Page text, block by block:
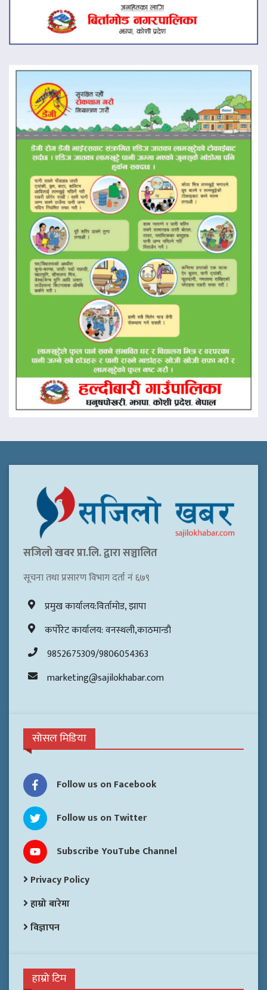
सजिलो खवर प्रा.लि. द्वारा सञ्चालित
सूचना तथा प्रसारण विभाग दर्ता नं ६७९
प्रमुख कार्यालय:विर्तामोड, झापा
कर्पोरेट कार्यालय: वनस्थली,काठमान्डौ
9852675309/9806054363
marketing@sajilokhabar.com
सोसल मिडिया
Follow us on Facebook
Follow us on Twitter
Subscribe YouTube Channel
Privacy Policy
हाम्रो बारेमा
विज्ञापन
हाम्रो टिम